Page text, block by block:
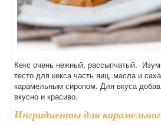
Кекс очень нежный, рассыпчатый.
тесто для кекса часть яиц, масла и
карамельным сиропом. Для вкуса
вкусно и красиво.
Ингридиенты для